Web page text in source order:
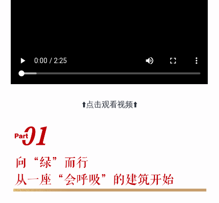
⬆️点击观看视频⬆️